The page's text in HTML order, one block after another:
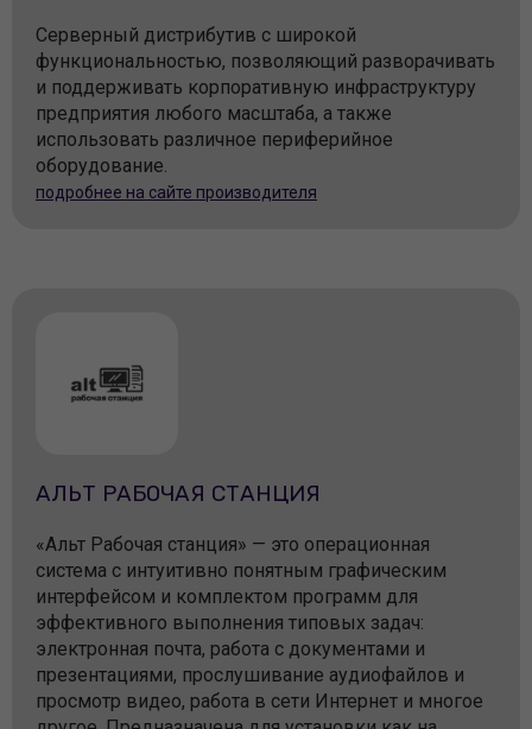
Серверный дистрибутив с широкой
функциональностью, позволяющий разворачивать
и поддерживать корпоративную инфраструктуру
предприятия любого масштаба, а также
использовать различное периферийное
оборудование.
подробнее на сайте производителя
АЛЬТ РАБОЧАЯ СТАНЦИЯ
«Альт Рабочая станция» — это операционная
система с интуитивно понятным графическим
интерфейсом и комплектом программ для
эффективного выполнения типовых задач:
электронная почта, работа с документами и
презентациями, прослушивание аудиофайлов и
просмотр видео, работа в сети Интернет и многое